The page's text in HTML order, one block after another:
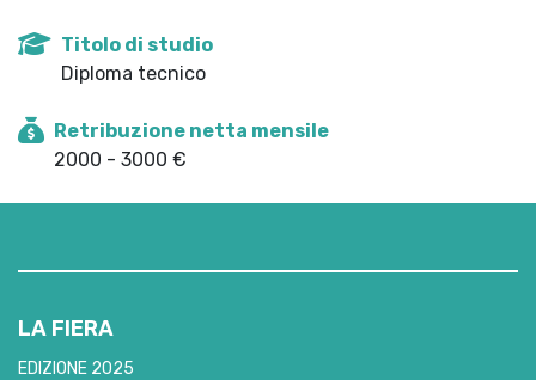
Titolo di studio
Diploma tecnico
Retribuzione netta mensile
2000 - 3000 €
LA FIERA
EDIZIONE 2025